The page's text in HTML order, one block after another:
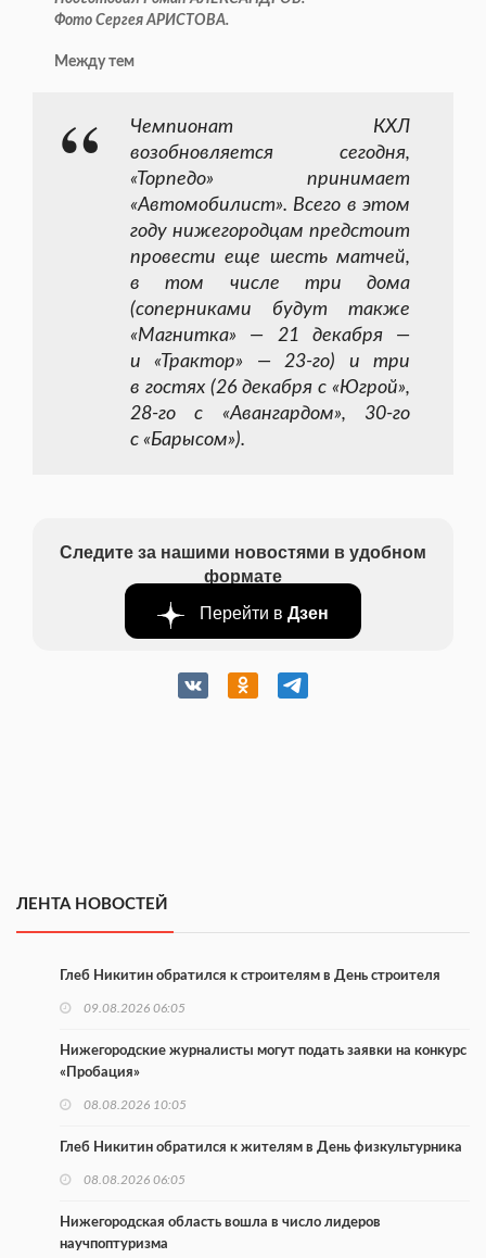
Фото Сергея АРИСТОВА.
Между тем
Чемпионат КХЛ
возобновляется сегодня,
«Торпедо» принимает
«Автомобилист». Всего в этом
году нижегородцам предстоит
провести еще шесть матчей,
в том числе три дома
(соперниками будут также
«Магнитка» — 21 декабря —
и «Трактор» —23-го) и три
в гостях (26 декабря с «Югрой»,
28-го с «Авангардом», 30-го
с «Барысом»).
Следите за нашими новостями в удобном
формате
Перейти в Дзен
ЛЕНТА НОВОСТЕЙ
Глеб Никитин обратился к строителям в День строителя
09.08.2026 06:05
Нижегородские журналисты могут подать заявки на конкурс
«Пробация»
08.08.2026 10:05
Глеб Никитин обратился к жителям в День физкультурника
08.08.2026 06:05
Нижегородская область вошла в число лидеров
научпоптуризма